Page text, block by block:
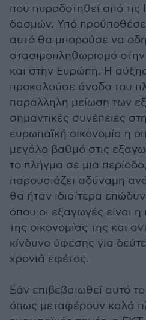
που πυροδοτηθεί από
δασμών. Υπό
αυτό θα μπορούσε να
στασιμοπληθωρισμό
και στην Ευρώπη. Η
προκαλούσε άνοδο του
παράλληλη μείωση των
σημαντικές συνέπειες
ευρωπαϊκή οικονομία η
μεγάλο βαθμό στις
το πλήγμα σε μια
παρουσιάζει αδύναμη
θα ήταν ιδιαίτερα
όπου οι εξαγωγές είναι η
της οικονομίας της και
κίνδυνο ύφεσης για
χρονιά εφέτος.
Εάν επιβεβαιωθεί αυτό
όπως μεταφέρουν καλά